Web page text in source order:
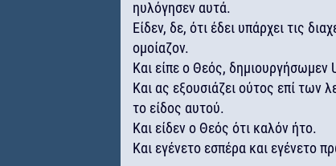
ηυλόγησεν αυτά.
Είδεν, δε, ότι έδει υπάρχει τις
ομοίαζον.
Και είπε ο Θεός, δημιουργήσωμεν
Και ας εξουσιάζει ούτος επί των
το είδος αυτού.
Και είδεν ο Θεός ότι καλόν ήτο.
Και εγένετο εσπέρα και εγένετο